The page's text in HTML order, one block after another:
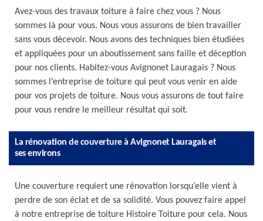
Avez-vous des travaux toiture à faire chez vous ? Nous
sommes là pour vous. Nous vous assurons de bien travailler
sans vous décevoir. Nous avons des techniques bien étudiées
et appliquées pour un aboutissement sans faille et déception
pour nos clients. Habitez-vous Avignonet Lauragais ? Nous
sommes l’entreprise de toiture qui peut vous venir en aide
pour vos projets de toiture. Nous vous assurons de tout faire
pour vous rendre le meilleur résultat qui soit.
La rénovation de couverture à Avignonet Lauragais et
ses environs
Une couverture requiert une rénovation lorsqu’elle vient à
perdre de son éclat et de sa solidité. Vous pouvez faire appel
à notre entreprise de toiture Histoire Toiture pour cela. Nous